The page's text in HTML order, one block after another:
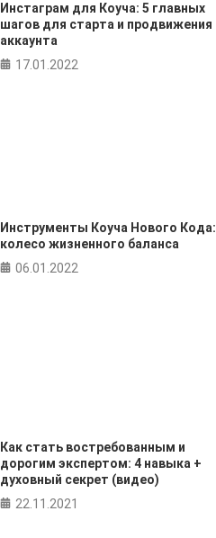
Инстаграм для Коуча: 5 главных
шагов для старта и продвижения
аккаунта
17.01.2022
Инструменты Коуча Нового Кода:
колесо жизненного баланса
06.01.2022
Как стать востребованным и
дорогим экспертом: 4 навыка +
духовный секрет (видео)
22.11.2021